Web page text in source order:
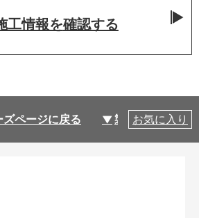
工情報を確認する
ページに戻る 製品仕様
お気に入り